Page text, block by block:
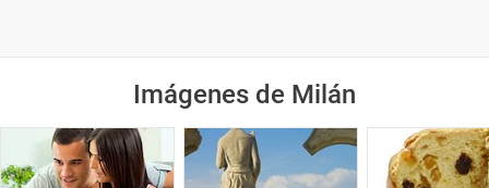
Imágenes de Milán